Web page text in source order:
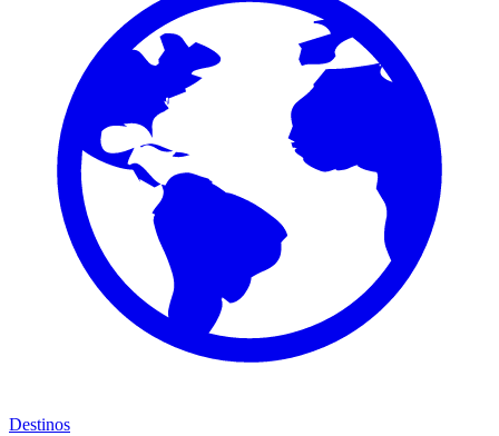
Destinos